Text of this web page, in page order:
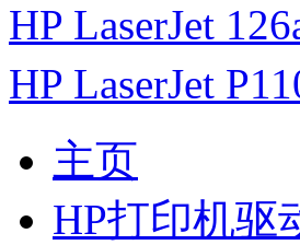
HP LaserJet
HP LaserJet
主页
HP打印机驱